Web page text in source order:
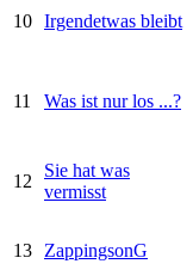
10 Irgendetwas bleibt
11 Was ist nur los ...?
12
Sie hat was
vermisst
13 ZappingsonG